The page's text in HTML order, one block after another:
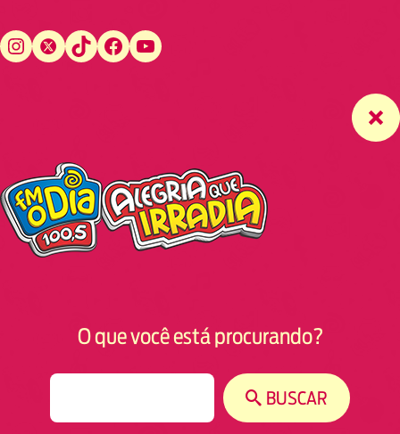
Instagram Twitter TikTok Facebook YouTube
O que você está procurando?
BUSCAR